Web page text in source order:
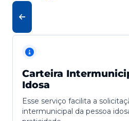
Carteira
Idosa
Esse serviço facilita a
intermunicipal da pessoa